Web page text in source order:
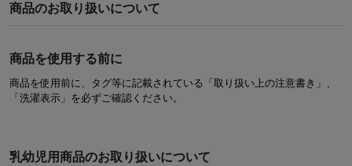
商品のお取り扱いについて
商品を使用する前に
商品を使用前に、タグ等に記載されている「取り扱い上の注意書き」、
「洗濯表示」を必ずご確認ください。
乳幼児用商品のお取り扱いについて